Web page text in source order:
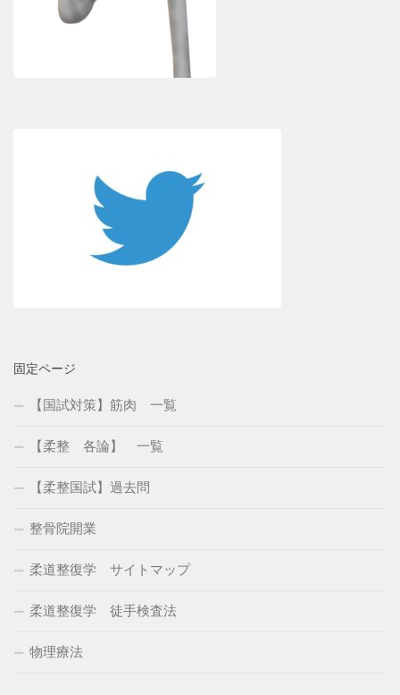
固定ページ
【国試対策】筋肉 一覧
【柔整 各論】 一覧
【柔整国試】過去問
整骨院開業
柔道整復学 サイトマップ
柔道整復学 徒手検査法
物理療法